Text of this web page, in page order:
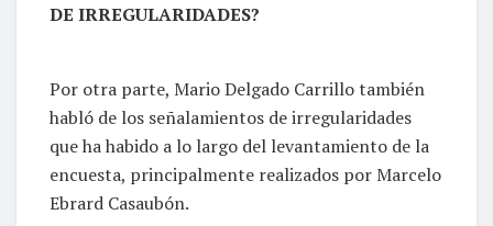
DE IRREGULARIDADES?
Por otra parte, Mario Delgado Carrillo también
habló de los señalamientos de irregularidades
que ha habido a lo largo del levantamiento de la
encuesta, principalmente realizados por Marcelo
Ebrard Casaubón.